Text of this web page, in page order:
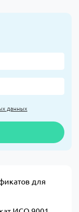
данных
для